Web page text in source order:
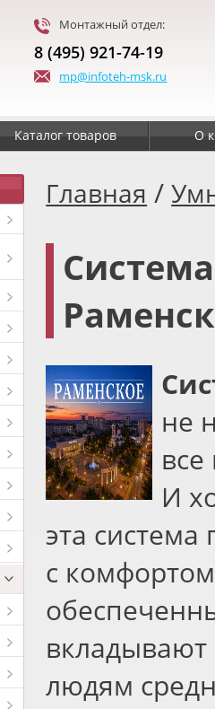
Монтажный отдел:
8 (495) 921-74-19
mp@infoteh-msk.ru
Каталог товаров О
Главная /
Система
не
И
эта система
с
вкладывают
людям